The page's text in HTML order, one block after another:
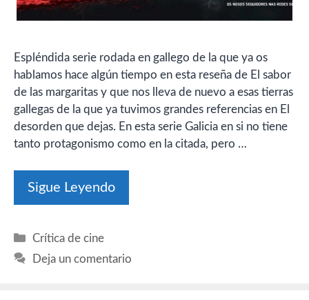
Espléndida serie rodada en gallego de la que ya os
hablamos hace algún tiempo en esta reseña de El sabor
de las margaritas y que nos lleva de nuevo a esas tierras
gallegas de la que ya tuvimos grandes referencias en El
desorden que dejas. En esta serie Galicia en si no tiene
tanto protagonismo como en la citada, pero …
Sigue Leyendo
Categorías
Crítica de cine
Deja un comentario